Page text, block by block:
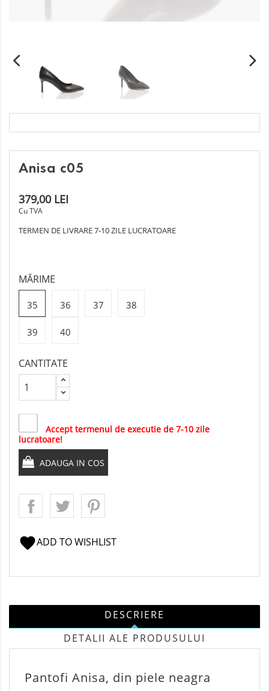
Anisa c05
379,00 LEI
Cu TVA
TERMEN DE LIVRARE 7-10 ZILE LUCRATOARE
MĂRIME
35 36 37 38
39 40
CANTITATE
Accept termenul de executie de 7-10 zile
lucratoare!
ADAUGA IN COS
favoriteADD TO WISHLIST
DESCRIERE
DETALII ALE PRODUSULUI
Pantofi Anisa, din piele neagra